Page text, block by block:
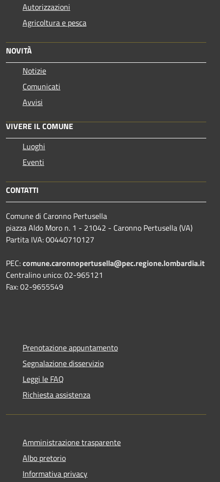
Autorizzazioni
Agricoltura e pesca
NOVITÀ
Notizie
Comunicati
Avvisi
VIVERE IL COMUNE
Luoghi
Eventi
CONTATTI
Comune di Caronno Pertusella
piazza Aldo Moro n. 1 - 21042 - Caronno Pertusella (VA)
Partita IVA: 00440710127
PEC:comune.caronnopertusella@pec.regione.lombardia.it
Centralino unico: 02-965121
Fax: 02-9655549
Prenotazione appuntamento
Segnalazione disservizio
Leggi le FAQ
Richiesta assistenza
Amministrazione trasparente
Albo pretorio
Informativa privacy